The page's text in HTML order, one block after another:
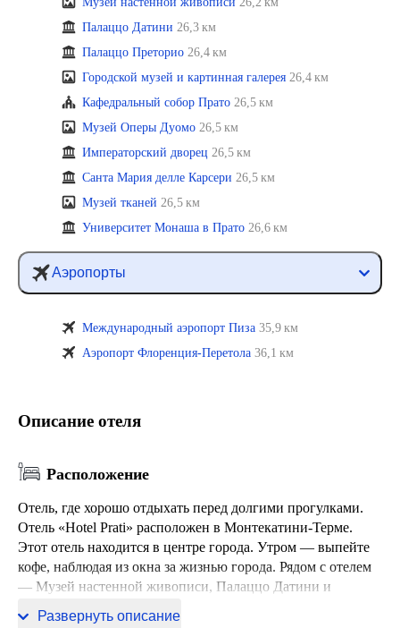
Палаццо Датини 26,3 км
Палаццо Преторио 26,4 км
Городской музей и картинная галерея 26,4 км
Кафедральный собор Прато 26,5 км
Музей Оперы Дуомо 26,5 км
Императорский дворец 26,5 км
Санта Мария делле Карсери 26,5 км
Музей тканей 26,5 км
Университет Монаша в Прато 26,6 км
Аэропорты
Международный аэропорт Пиза 35,9 км
Аэропорт Флоренция-Перетола 36,1 км
Описание отеля
Расположение
Отель, где хорошо отдыхать перед долгими прогулками.
Отель «Hotel Prati» расположен в Монтекатини-Терме.
Этот отель находится в центре города. Утром — выпейте
кофе, наблюдая из окна за жизнью города. Рядом с отелем
— Музей настенной живописи, Палаццо Датини и
Развернуть описание